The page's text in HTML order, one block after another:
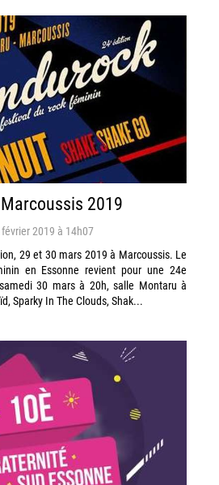
Marcoussis 2019
2019 à 14h07
29 et 30 mars 2019 à Marcoussis. Le
en Essonne revient pour une 24e
30 mars à 20h, salle Montaru à
Sparky In The Clouds, Shak...